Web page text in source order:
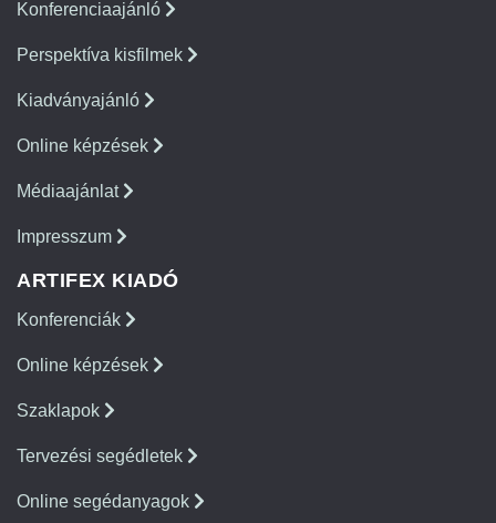
Konferenciaajánló
Perspektíva kisfilmek
Kiadványajánló
Online képzések
Médiaajánlat
Impresszum
ARTIFEX KIADÓ
Konferenciák
Online képzések
Szaklapok
Tervezési segédletek
Online segédanyagok